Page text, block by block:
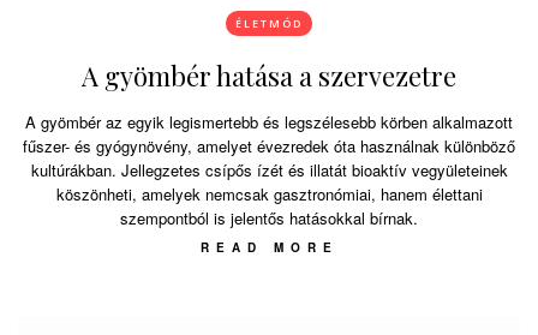
ÉLETMÓD
A gyömbér hatása a szervezetre
A gyömbér az egyik legismertebb és legszélesebb körben alkalmazott
fűszer- és gyógynövény, amelyet évezredek óta használnak különböző
kultúrákban. Jellegzetes csípős ízét és illatát bioaktív vegyületeinek
köszönheti, amelyek nemcsak gasztronómiai, hanem élettani
szempontból is jelentős hatásokkal bírnak.
READ MORE